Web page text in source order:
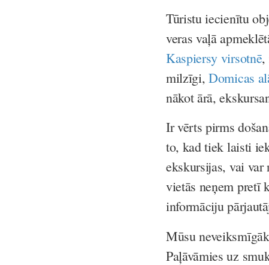
Tūristu iecienītu
veras vaļā
Kaspiersy virsotnē,
milzīgi,Domicas
nākot ārā,
Ir vērts pirms
to, kad tiek laisti
ekskursijas, vai var
vietās neņem pretī
informāciju
Mūsu
Paļāvāmies uz